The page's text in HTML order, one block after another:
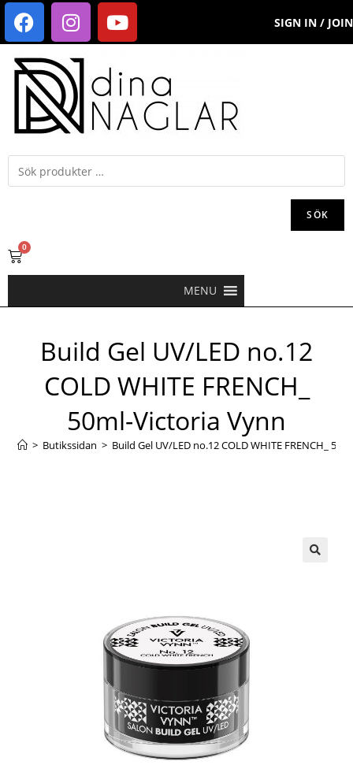
SIGN IN / JOIN
SÖK
0
MENU
Build Gel UV/LED no.12
COLD WHITE FRENCH_
50ml-Victoria Vynn
> Butikssidan > Build Gel UV/LED no.12 COLD WHITE FRENCH_